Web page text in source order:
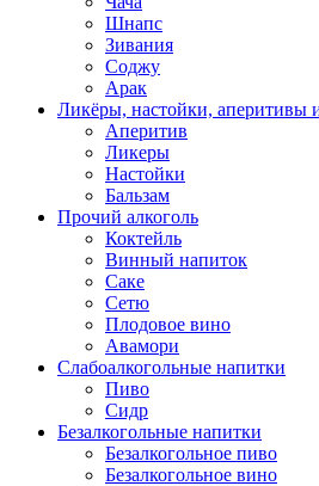
Шнапс
Зивания
Соджу
Арак
Ликёры, настойки, аперитивы
Аперитив
Ликеры
Настойки
Бальзам
Прочий алкоголь
Коктейль
Винный напиток
Саке
Сетю
Плодовое вино
Авамори
Слабоалкогольные напитки
Пиво
Сидр
Безалкогольные напитки
Безалкогольное пиво
Безалкогольное вино